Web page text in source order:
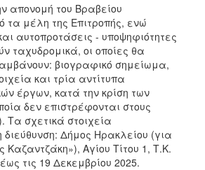
απονομή του Βραβείου
τα μέλη της Επιτροπής, ενώ
αυτοπροτάσεις - υποψηφιότητες
ταχυδρομικά, οι οποίες θα
βιογραφικό σημείωμα,
και τρία αντίτυπα
έργων, κατά την κρίση των
δεν επιστρέφονται στους
Τα σχετικά στοιχεία
διεύθυνση: Δήμος Ηρακλείου (για
Καζαντζάκη»), Αγίου Τίτου 1, Τ.Κ.
τις 19 Δεκεμβρίου 2025.